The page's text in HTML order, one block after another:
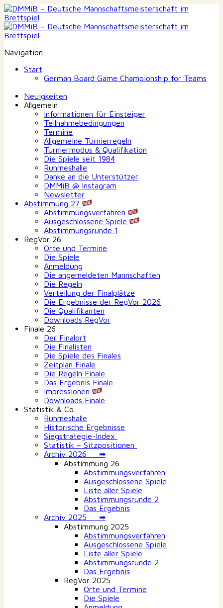
Navigation
Start
German Board Game Championship for Teams
Neuigkeiten
Allgemein
Informationen für Einsteiger
Teilnahmebedingungen
Termine
Allgemeine Turnierregeln
Turniermodus & Qualifikation
Die Spiele seit 1984
Ruhmeshalle
Danke an die Unterstützer
DMMiB @ Instagram
Newsletter
Abstimmung 27
Abstimmungsverfahren
Ausgeschlossene Spiele
Abstimmungsrunde 1
RegVor 26
Orte und Termine
Die Spiele
Anmeldung
Die angemeldeten Mannschaften
Die Regeln
Verteilung der Finalplätze
Die Ergebnisse der RegVor 2026
Die Qualifikanten
Downloads RegVor
Finale 26
Der Finalort
Die Finalisten
Die Spiele des Finales
Zeitplan Finale
Die Regeln Finale
Das Ergebnis Finale
Impressionen
Downloads Finale
Statistik & Co.
Ruhmeshalle
Historische Ergebnisse
Siegstrategie-Index
Statistik – Sitzpositionen
Archiv 2026 ➡
Abstimmung 26
Abstimmungsverfahren
Ausgeschlossene Spiele
Liste aller Spiele
Abstimmungsrunde 2
Das Ergebnis
Archiv 2025 ➡
Abstimmung 2025
Abstimmungsverfahren
Ausgeschlossene Spiele
Liste aller Spiele
Abstimmungsrunde 2
Das Ergebnis
RegVor 2025
Orte und Termine
Die Spiele